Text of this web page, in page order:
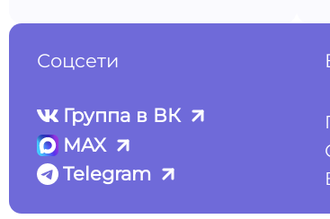
Соцсети
Группа в ВК
MAX
Telegram